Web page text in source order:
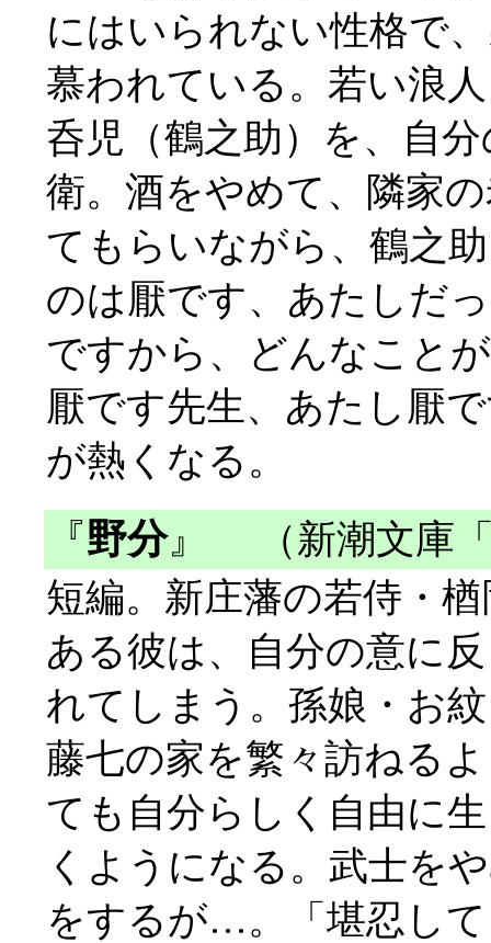
にはいられない性格で
慕われている。若い浪
呑児（鶴之助）を、自
衛。酒をやめて、隣家
てもらいながら、鶴之
のは厭です、あたしだ
ですから、どんなこと
厭です先生、あたし厭
が熱くなる。
『野分』
（新潮文庫
短編。新庄藩の若侍・
ある彼は、自分の意に
れてしまう。孫娘・お
藤七の家を繁々訪ねる
ても自分らしく自由に
くようになる。武士を
をするが…。「堪忍し